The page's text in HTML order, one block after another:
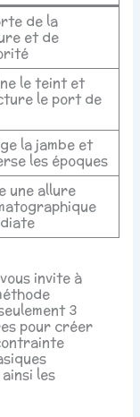
de la
et de
le teint et
le port de
la jambe et
les époques
une allure
invite à
3
pour créer
les